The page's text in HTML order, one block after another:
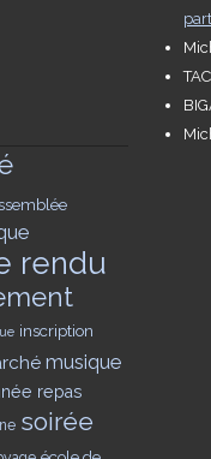
rendu
inscription
musique
repas
soirée